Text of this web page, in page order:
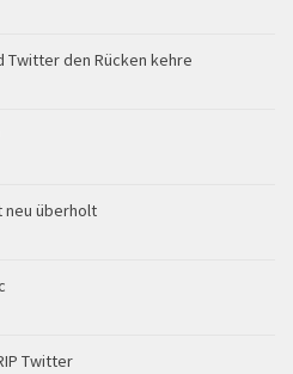
Twitter den Rücken kehre
neu überholt
Twitter